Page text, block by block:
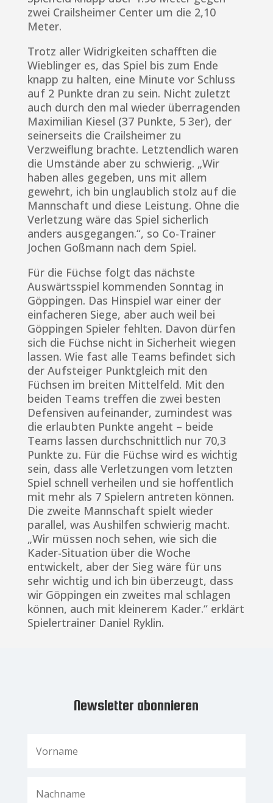
zwei Crailsheimer Center um die 2,10
Meter.
Trotz aller Widrigkeiten schafften die
Wieblinger es, das Spiel bis zum Ende
knapp zu halten, eine Minute vor Schluss
auf 2 Punkte dran zu sein. Nicht zuletzt
auch durch den mal wieder überragenden
Maximilian Kiesel (37 Punkte, 5 3er), der
seinerseits die Crailsheimer zu
Verzweiflung brachte. Letztendlich waren
die Umstände aber zu schwierig. „Wir
haben alles gegeben, uns mit allem
gewehrt, ich bin unglaublich stolz auf die
Mannschaft und diese Leistung. Ohne die
Verletzung wäre das Spiel sicherlich
anders ausgegangen.“, so Co-Trainer
Jochen Goßmann nach dem Spiel.
Für die Füchse folgt das nächste
Auswärtsspiel kommenden Sonntag in
Göppingen. Das Hinspiel war einer der
einfacheren Siege, aber auch weil bei
Göppingen Spieler fehlten. Davon dürfen
sich die Füchse nicht in Sicherheit wiegen
lassen. Wie fast alle Teams befindet sich
der Aufsteiger Punktgleich mit den
Füchsen im breiten Mittelfeld. Mit den
beiden Teams treffen die zwei besten
Defensiven aufeinander, zumindest was
die erlaubten Punkte angeht – beide
Teams lassen durchschnittlich nur 70,3
Punkte zu. Für die Füchse wird es wichtig
sein, dass alle Verletzungen vom letzten
Spiel schnell verheilen und sie hoffentlich
mit mehr als 7 Spielern antreten können.
Die zweite Mannschaft spielt wieder
parallel, was Aushilfen schwierig macht.
„Wir müssen noch sehen, wie sich die
Kader-Situation über die Woche
entwickelt, aber der Sieg wäre für uns
sehr wichtig und ich bin überzeugt, dass
wir Göppingen ein zweites mal schlagen
können, auch mit kleinerem Kader.“ erklärt
Spielertrainer Daniel Ryklin.
Newsletter abonnieren